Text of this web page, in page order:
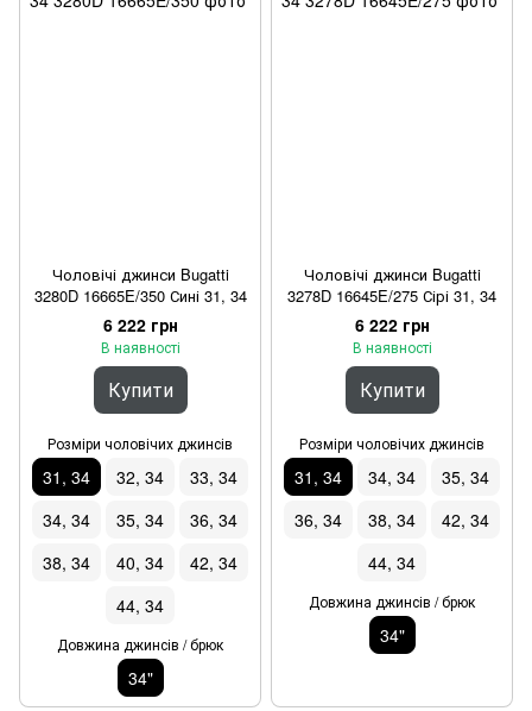
Чоловічі джинси Bugatti
3280D 16665E/350 Сині 31, 34
6 222 грн
В наявності
Купити
Розміри чоловічих джинсів
31, 34 32, 34
33, 34
34, 34
35, 34
36, 34
38, 34
40, 34
42, 34
44, 34
Довжина джинсів / брюк
34"
Чоловічі джинси Bugatti
3278D 16645E/275 Сірі 31, 34
6 222 грн
В наявності
Купити
Розміри чоловічих джинсів
31, 34 34, 34
35, 34
36, 34
38, 34
42, 34
44, 34
Довжина джинсів / брюк
34"